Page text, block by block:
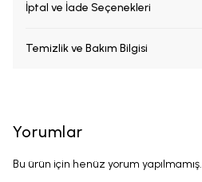
İptal ve İade Seçenekleri
Temizlik ve Bakım Bilgisi
Yorumlar
Bu ürün için henüz yorum yapılmamış.